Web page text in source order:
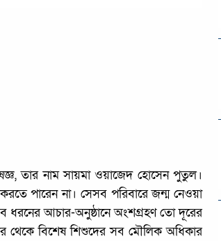
তার নাম সায়মা ওয়াজেদ হোসেন পুতুল।
পারেন না। সেসব পরিবারে জন্ম নেওয়া
ধরনের আচার-অনুষ্ঠানে অংশগ্রহণ তো দূরের
থেকে বিশেষ শিশুদের সব মৌলিক অধিকার